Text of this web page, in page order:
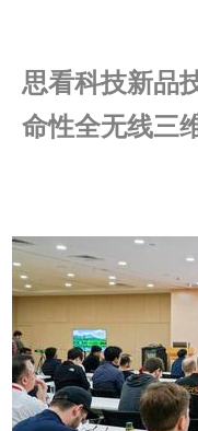
思看科技新品
命性全无线三